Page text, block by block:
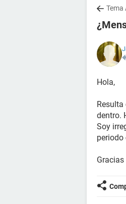
Tema
Hola,
dentro.
Soy
periodo
Gracias